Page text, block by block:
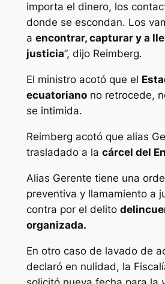
importa el dinero, los
donde se escondan. Los
a encontrar, capturar y a
justicia”, dijo Reimberg.
El ministro acotó que el
ecuatorianono retrocede,
se intimida.
Reimberg acotó que alias
trasladado a la cárcel del
Alias Gerente tiene una
preventiva y llamamiento a
contra por el delito
organizada.
En otro caso de lavado de
declaró en nulidad, la